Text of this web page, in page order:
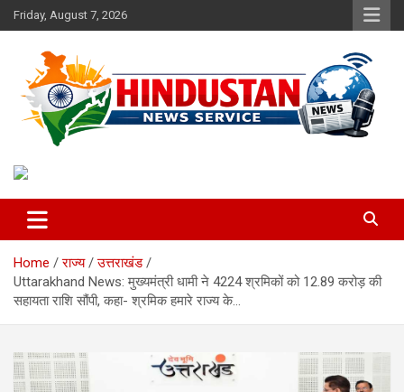
Skip
to
Friday, August 7, 2026
Hindustan News Service
Home राज्य
उत्तराखंड
Uttarakhand News: मुख्यमंत्री धामी ने 4224 श्रमिकों को 12.89 करोड़ की
सहायता राशि सौंपी, कहा- श्रमिक हमारे राज्य के…